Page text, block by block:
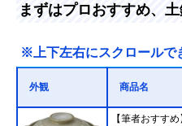
まずはプロおすすめ、
※上下左右にスクロールで
外観 商品名
【筆者おすすめ